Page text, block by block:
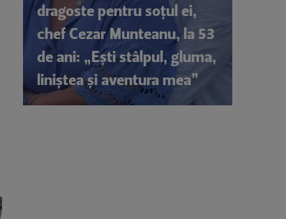
dragoste pentru soțul ei,
chef Cezar Munteanu, la 53
de ani: „Ești stâlpul, gluma,
liniștea și aventura mea”